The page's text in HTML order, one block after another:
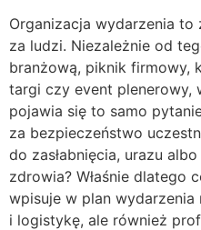
Organizacja wydarzenia
za ludzi. Niezależnie od
branżową, piknik firmowy,
targi czy event plenerowy,
pojawia się to samo
za bezpieczeństwo
do zasłabnięcia, urazu
zdrowia? Właśnie dlatego
wpisuje w plan
i logistykę, ale również